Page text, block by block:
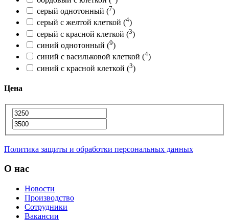
серый однотонный (7)
серый с желтой клеткой (4)
серый с красной клеткой (3)
синий однотонный (9)
синий с васильковой клеткой (4)
синий с красной клеткой (3)
Цена
Политика защиты и обработки персональных данных
О нас
Новости
Производство
Сотрудники
Вакансии